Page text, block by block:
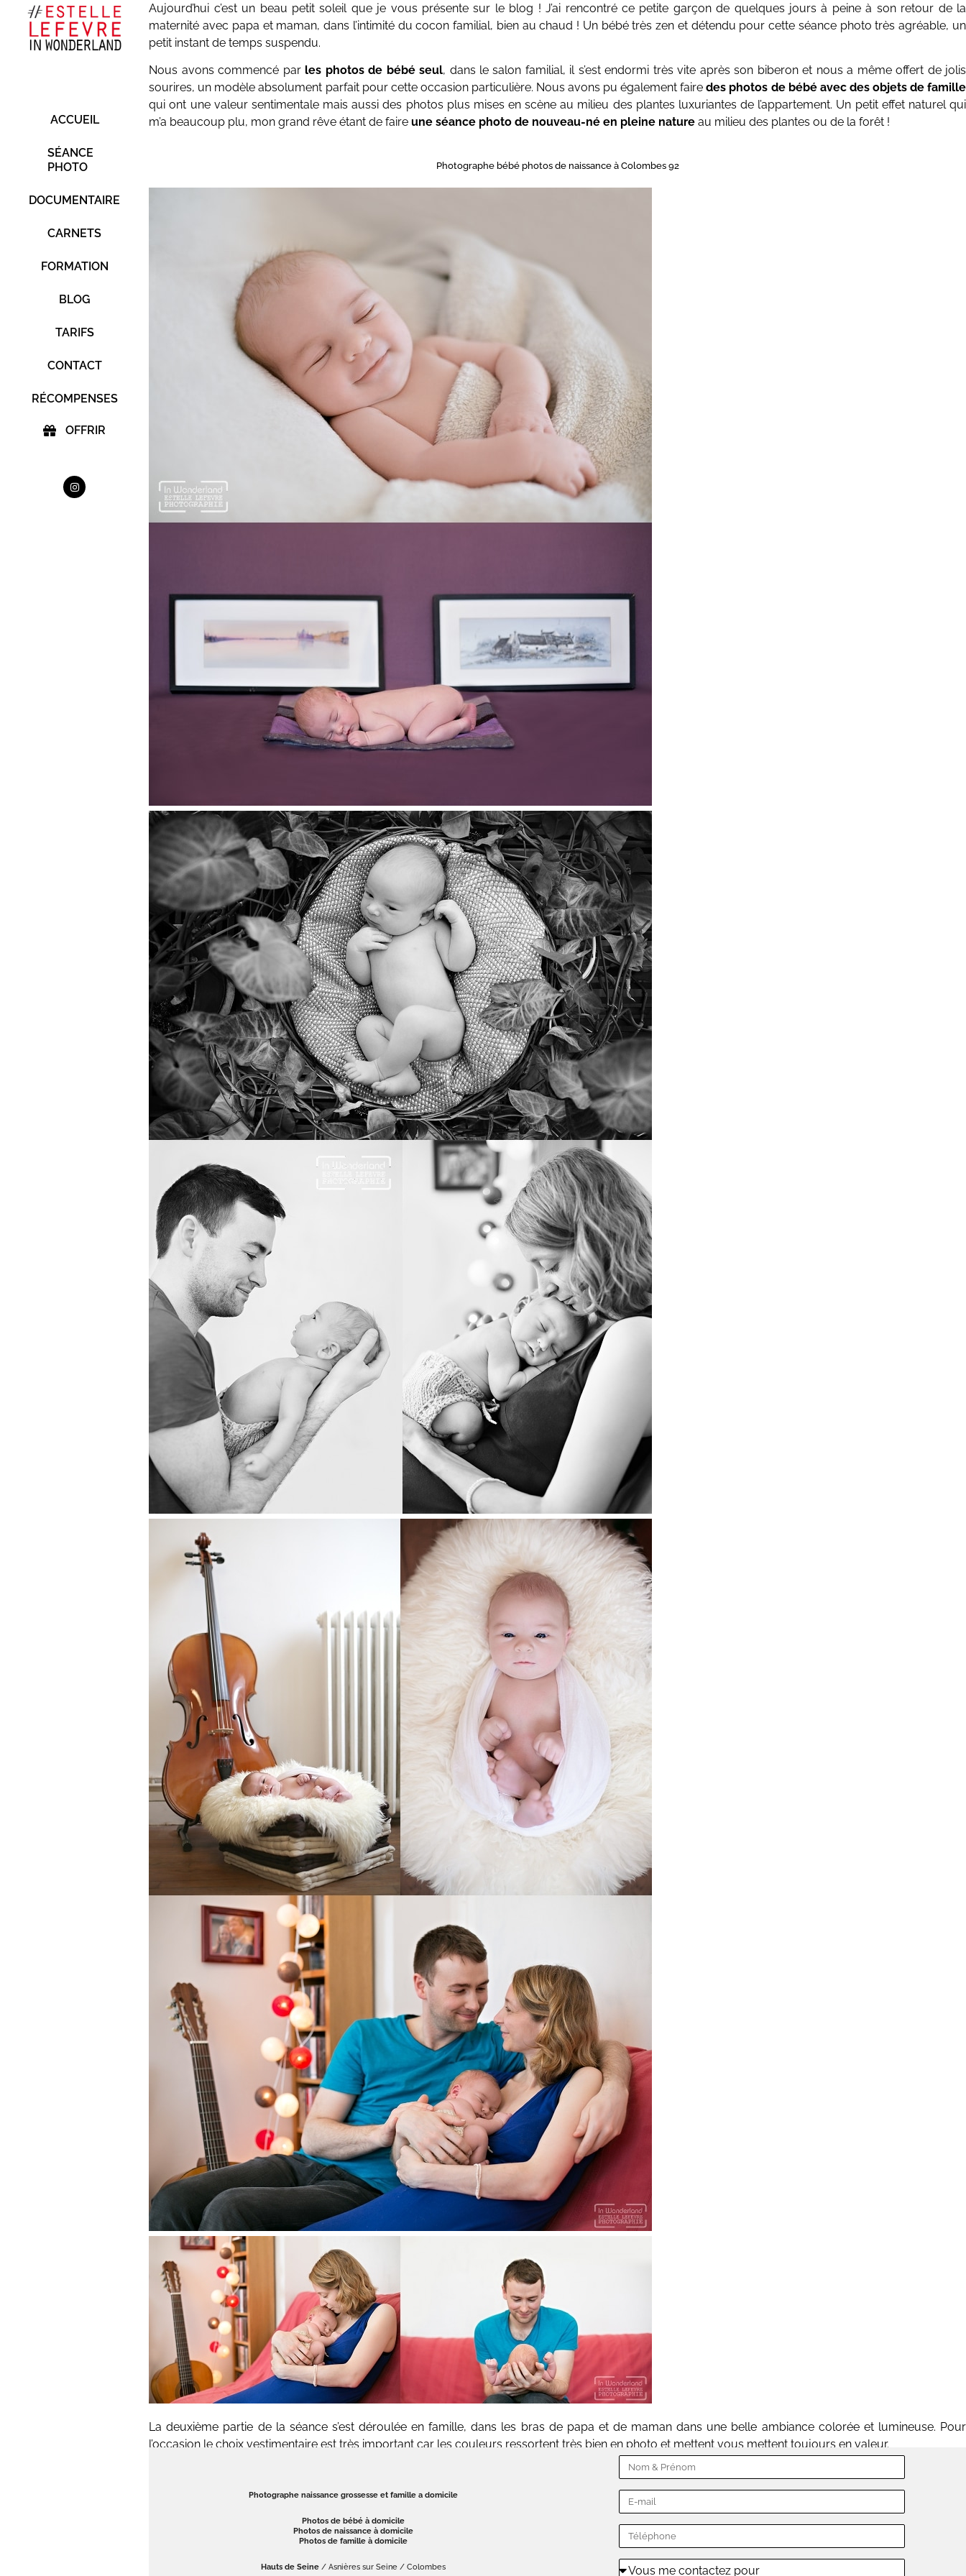
ACCUEIL
SÉANCE
PHOTO
DOCUMENTAIRE
CARNETS
FORMATION
BLOG
TARIFS
CONTACT
RÉCOMPENSES
OFFRIR
Aujourd’hui c’est un beau petit soleil que je vous présente sur le blog ! J’ai rencontré ce petite garçon de quelques jours à peine à son retour de la
maternité avec papa et maman, dans l’intimité du cocon familial, bien au chaud ! Un bébé très zen et détendu pour cette séance photo très agréable, un
petit instant de temps suspendu.
Nous avons commencé par les photos de bébé seul, dans le salon familial, il s’est endormi très vite après son biberon et nous a même offert de jolis
sourires, un modèle absolument parfait pour cette occasion particulière. Nous avons pu également fairedes photos de bébé avec des objets de famille
qui ont une valeur sentimentale mais aussi des photos plus mises en scène au milieu des plantes luxuriantes de l’appartement. Un petit effet naturel qui
m’a beaucoup plu, mon grand rêve étant de faireune séance photo de nouveau-né en pleine nature au milieu des plantes ou de la forêt !
Photographe bébé photos de naissance à Colombes 92
La deuxième partie de la séance s’est déroulée en famille, dans les bras de papa et de maman dans une belle ambiance colorée et lumineuse. Pour
l’occasion le choix vestimentaire est très important car les couleurs ressortent très bien en photo et mettent vous mettent toujours en valeur.
Photographe naissance grossesse et famille a domicile
Photos de bébé à domicile
Photos de naissance à domicile
Photos de famille à domicile
Hauts de Seine/ Asnières sur Seine / Colombes